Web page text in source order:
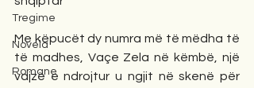
Tregime
Novela
Romane
Me këpucët dy numra më të mëdha të
të madhes, Vaçe Zela në këmbë, një
vajzë e ndrojtur u ngjit në skenë për